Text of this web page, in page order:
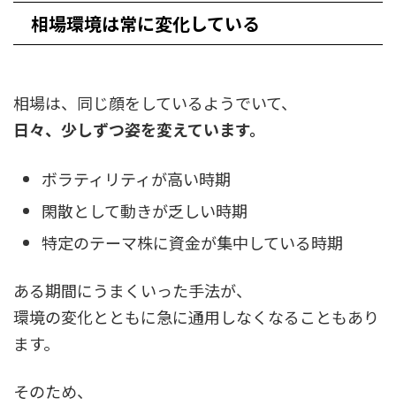
相場環境は常に変化している
相場は、同じ顔をしているようでいて、
日々、少しずつ姿を変えています。
ボラティリティが高い時期
閑散として動きが乏しい時期
特定のテーマ株に資金が集中している時期
ある期間にうまくいった手法が、
環境の変化とともに急に通用しなくなることもあり
ます。
そのため、